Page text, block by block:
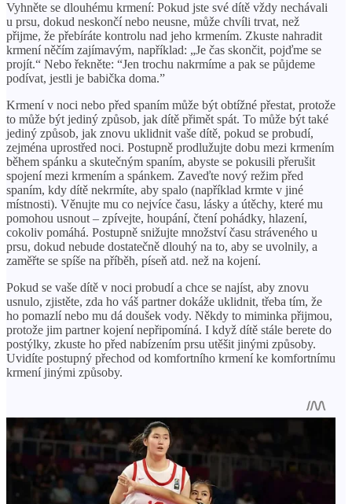
Vyhněte se dlouhému krmení: Pokud jste své dítě vždy nechávali
u prsu, dokud neskončí nebo neusne, může chvíli trvat, než
přijme, že přebíráte kontrolu nad jeho krmením. Zkuste nahradit
krmení něčím zajímavým, například: „Je čas skončit, pojďme se
projít.“ Nebo řekněte: “Jen trochu nakrmíme a pak se půjdeme
podívat, jestli je babička doma.”
Krmení v noci nebo před spaním může být obtížné přestat, protože
to může být jediný způsob, jak dítě přimět spát. To může být také
jediný způsob, jak znovu uklidnit vaše dítě, pokud se probudí,
zejména uprostřed noci. Postupně prodlužujte dobu mezi krmením
během spánku a skutečným spaním, abyste se pokusili přerušit
spojení mezi krmením a spánkem. Zaveďte nový režim před
spaním, kdy dítě nekrmíte, aby spalo (například krmte v jiné
místnosti). Věnujte mu co nejvíce času, lásky a útěchy, které mu
pomohou usnout – zpívejte, houpání, čtení pohádky, hlazení,
cokoliv pomáhá. Postupně snižujte množství času stráveného u
prsu, dokud nebude dostatečně dlouhý na to, aby se uvolnily, a
zaměřte se spíše na příběh, píseň atd. než na kojení.
Pokud se vaše dítě v noci probudí a chce se najíst, aby znovu
usnulo, zjistěte, zda ho váš partner dokáže uklidnit, třeba tím, že
ho pomazlí nebo mu dá doušek vody. Někdy to miminka přijmou,
protože jim partner kojení nepřipomíná. I když dítě stále berete do
postýlky, zkuste ho před nabízením prsu utěšit jinými způsoby.
Uvidíte postupný přechod od komfortního krmení ke komfortnímu
krmení jinými způsoby.